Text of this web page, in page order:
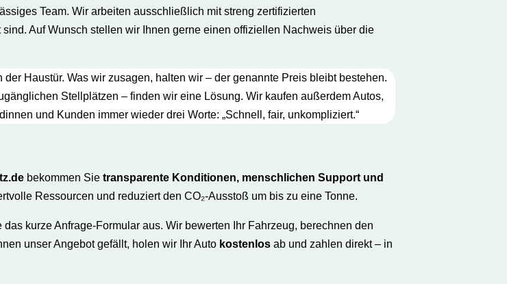
Team. Wir arbeiten ausschließlich mit streng zertifizierten
Auf Wunsch stellen wir Ihnen gerne einen offiziellen Nachweis über die
Haustür. Was wir zusagen, halten wir – der genannte Preis bleibt bestehen.
Stellplätzen – finden wir eine Lösung. Wir kaufen außerdem Autos,
und Kunden immer wieder drei Worte: „Schnell, fair, unkompliziert.“
bekommen Sie transparente Konditionen, menschlichen Support und
Ressourcen und reduziert den CO₂-Ausstoß um bis zu eine Tonne.
kurze Anfrage-Formular aus. Wir bewerten Ihr Fahrzeug, berechnen den
unser Angebot gefällt, holen wir Ihr Auto kostenlos ab und zahlen direkt – in